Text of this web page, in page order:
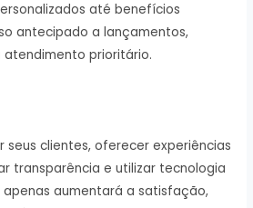
até benefícios
antecipado a lançamentos,
atendimento prioritário.
seus clientes, oferecer experiências
transparência e utilizar tecnologia
aumentará a satisfação,